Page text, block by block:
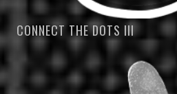
CONNECT THE DOTS III